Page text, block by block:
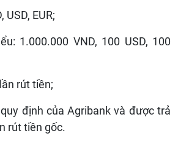
EUR;
1.000.000 VND, 100 USD, 100
rút tiền;
định của Agribank và được trả
rút tiền gốc.